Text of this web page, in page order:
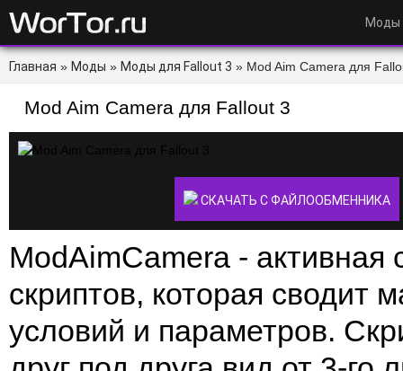
Моды
Главная » Моды » Моды для Fallout 3 » Mod Aim Camera для
Mod Aim Camera для Fallout 3
СКАЧАТЬ С ФАЙЛООБМЕННИКА
ModAimCamera - активная
скриптов, которая сводит
условий и параметров.